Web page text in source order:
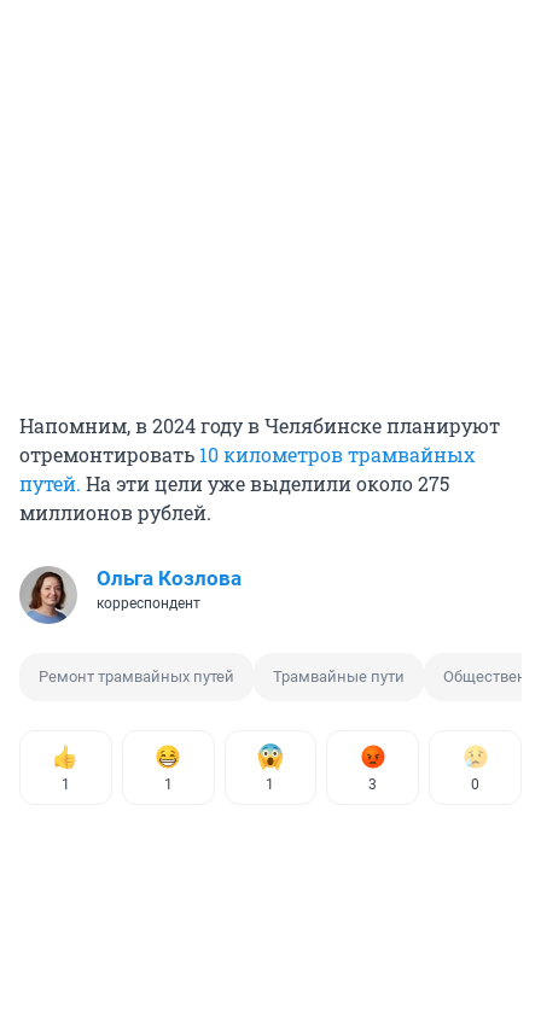
Напомним, в 2024 году в Челябинске планируют
отремонтировать 10 километров трамвайных
путей. На эти цели уже выделили около 275
миллионов рублей.
Ольга Козлова
корреспондент
Ремонт трамвайных путей Трамвайные пути
1 1 1 3 0